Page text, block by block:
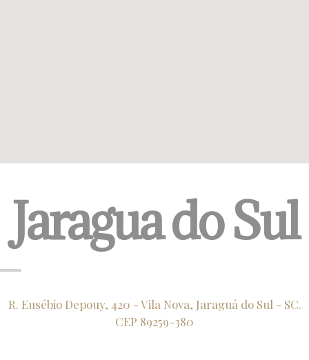
Jaragua do Sul
R. Eusébio Depouy, 420 - Vila Nova, Jaraguá do Sul - SC.
CEP 89259-380